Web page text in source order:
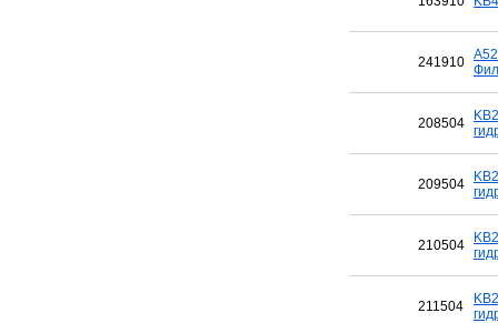
241910
208504
209504
210504
211504